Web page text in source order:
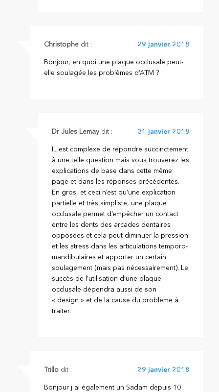
Christophe dit : 29 janvier 2018
Bonjour, en quoi une plaque occlusale peut-
elle soulagée les problèmes d’ATM ?
Dr Jules Lemay dit : 31 janvier 2018
IL est complexe de répondre succinctement
à une telle question mais vous trouverez les
explications de base dans cette même
page et dans les réponses précédentes.
En gros, et ceci n’est qu’une explication
partielle et très simpliste, une plaque
occlusale permet d’empêcher un contact
entre les dents des arcades dentaires
opposées et cela peut diminuer la pression
et les stress dans les articulations temporo-
mandibulaires et apporter un certain
soulagement (mais pas nécessairement). Le
succès de l’utilisation d’une plaque
occlusale dépendra aussi de son
« design » et de la cause du problème à
traiter.
Trillo dit : 29 janvier 2018
Bonjour j ai également un Sadam depuis 10